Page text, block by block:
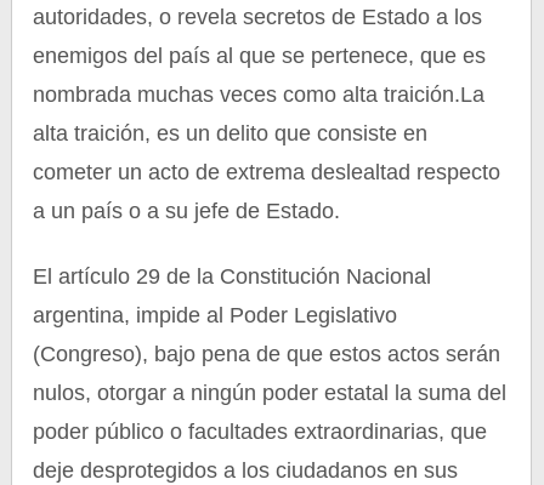
autoridades, o revela secretos de Estado a los
enemigos del país al que se pertenece, que es
nombrada muchas veces como alta traición.La
alta traición, es un delito que consiste en
cometer un acto de extrema deslealtad respecto
a un país o a su jefe de Estado.
El artículo 29 de la Constitución Nacional
argentina, impide al Poder Legislativo
(Congreso), bajo pena de que estos actos serán
nulos, otorgar a ningún poder estatal la suma del
poder público o facultades extraordinarias, que
deje desprotegidos a los ciudadanos en sus